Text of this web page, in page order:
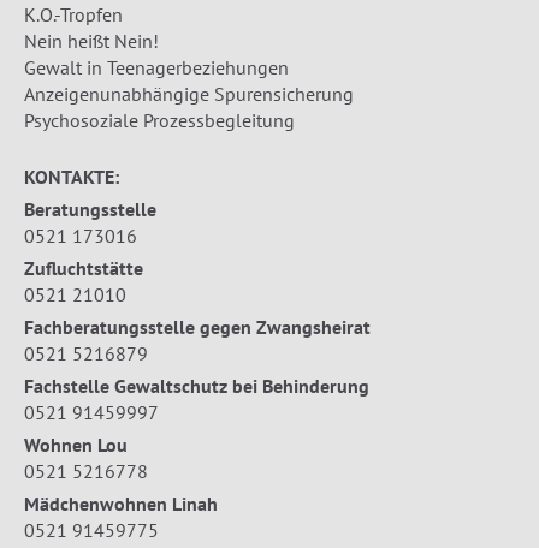
K.O.-Tropfen
Nein heißt Nein!
Gewalt in Teenagerbeziehungen
Anzeigenunabhängige Spurensicherung
Psychosoziale Prozessbegleitung
KONTAKTE:
Beratungsstelle
0521 173016
Zufluchtstätte
0521 21010
Fachberatungsstelle gegen Zwangsheirat
0521 5216879
Fachstelle Gewaltschutz bei Behinderung
0521 91459997
Wohnen Lou
0521 5216778
Mädchenwohnen Linah
0521 91459775